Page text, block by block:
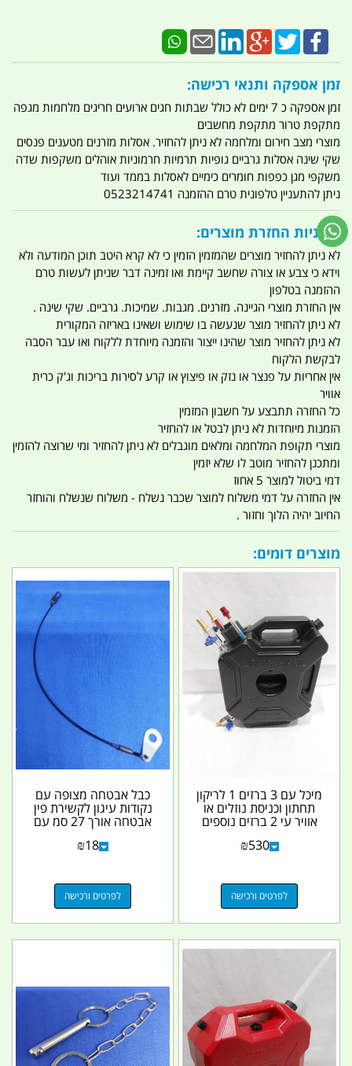
זמן אספקה ותנאי רכישה:
זמן אספקה כ 7 ימים לא כולל שבתות חגים ארועים חריגים מלחמות מגפה
מתקפת טרור מתקפת מחשבים
מוצרי מצב חירום ומלחמה לא ניתן להחזיר. אסלות מזרנים מטענים פנסים
שקי שינה אסלות גרביים גופיות תרמיות חרמוניות אוהלים משקפות שדה
משקפי מגן כפפות חומרים כימיים לאסלות בממד ועוד
ניתן להתעניין טלפונית טרם ההזמנה 0523214741
מדיניות החזרת מוצרים:
לא ניתן להחזיר מוצרים שהמזמין הזמין כי לא קרא היטב תוכן המודעה ולא
וידא כי צבע או צורה שחשב קיימת ואו זמינה דבר שניתן לעשות טרם
ההזמנה בטלפון
אין החזרת מוצרי הגיינה. מזרנים. מגבות. שמיכות. גרביים. שקי שינה .
לא ניתן להחזיר מוצר שנעשה בו שימוש ושאינו באריזה המקורית
לא ניתן להחזיר מוצר שהינו ייצור והזמנה מיוחדת ללקוח ואו עבר הסבה
לבקשת הלקוח
אין אחריות על פנצר או נזק או פיצוץ או קרע לסירות בריכות וג'ק כרית
אוויר
כל החזרה תתבצע על חשבון המזמין
הזמנות מיוחדות לא ניתן לבטל או להחזיר
מוצרי תקופת המלחמה ומלאים מוגבלים לא ניתן להחזיר ומי שרוצה להזמין
ומתכנן להחזיר מוטב לו שלא יזמין
דמי ביטול למוצר 5 אחוז
אין החזרה על דמי משלוח למוצר שכבר נשלח - משלוח שנשלח והוחזר
החיוב יהיה הלוך וחזור .
מוצרים דומים:
מיכל עם 3 ברזים 1 לריקון
תחתון וכניסת נוזלים או
אוויר עי 2 ברזים נוספים
₪530
לפרטים ורכישה
כבל אבטחה מצופה עם
נקודות עיגון לקשירת פין
אבטחה אורך 27 סמ עם
₪18
לפרטים ורכישה